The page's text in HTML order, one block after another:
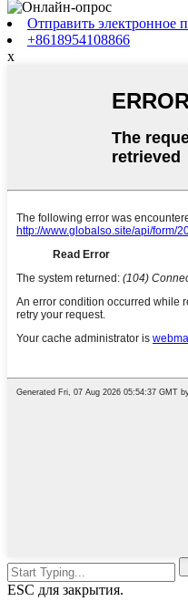
Отправить электронное
+8618954108866
x
ESC для закрытия.